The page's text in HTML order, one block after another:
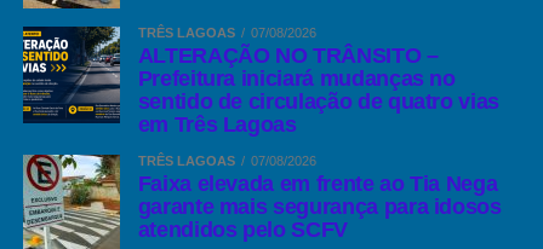
TRÊS LAGOAS 07/08/2026
ALTERAÇÃO NO TRÂNSITO –
Prefeitura iniciará mudanças no
sentido de circulação de quatro vias
em Três Lagoas
TRÊS LAGOAS 07/08/2026
Faixa elevada em frente ao Tia Nega
garante mais segurança para idosos
atendidos pelo SCFV